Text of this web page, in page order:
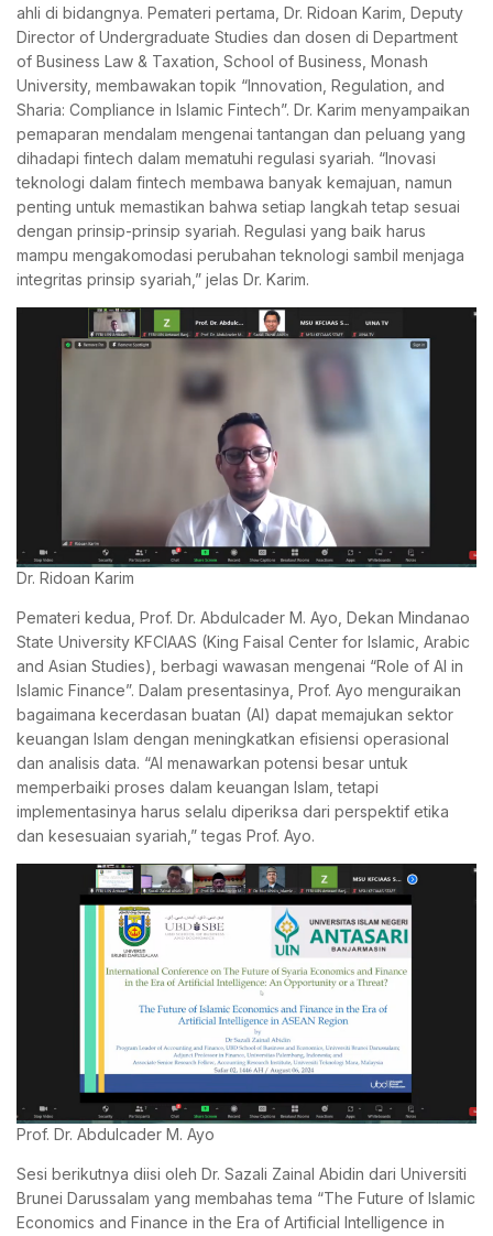
ahli di bidangnya. Pemateri pertama, Dr. Ridoan Karim, Deputy
Director of Undergraduate Studies dan dosen di Department
of Business Law & Taxation, School of Business, Monash
University, membawakan topik “Innovation, Regulation, and
Sharia: Compliance in Islamic Fintech”. Dr. Karim menyampaikan
pemaparan mendalam mengenai tantangan dan peluang yang
dihadapi fintech dalam mematuhi regulasi syariah. “Inovasi
teknologi dalam fintech membawa banyak kemajuan, namun
penting untuk memastikan bahwa setiap langkah tetap sesuai
dengan prinsip-prinsip syariah. Regulasi yang baik harus
mampu mengakomodasi perubahan teknologi sambil menjaga
integritas prinsip syariah,” jelas Dr. Karim.
Dr. Ridoan Karim
Pemateri kedua, Prof. Dr. Abdulcader M. Ayo, Dekan Mindanao
State University KFCIAAS (King Faisal Center for Islamic, Arabic
and Asian Studies), berbagi wawasan mengenai “Role of AI in
Islamic Finance”. Dalam presentasinya, Prof. Ayo menguraikan
bagaimana kecerdasan buatan (AI) dapat memajukan sektor
keuangan Islam dengan meningkatkan efisiensi operasional
dan analisis data. “AI menawarkan potensi besar untuk
memperbaiki proses dalam keuangan Islam, tetapi
implementasinya harus selalu diperiksa dari perspektif etika
dan kesesuaian syariah,” tegas Prof. Ayo.
Prof. Dr. Abdulcader M. Ayo
Sesi berikutnya diisi oleh Dr. Sazali Zainal Abidin dari Universiti
Brunei Darussalam yang membahas tema “The Future of Islamic
Economics and Finance in the Era of Artificial Intelligence in